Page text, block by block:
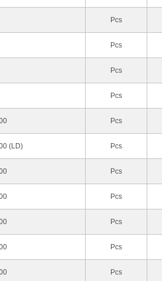
Pcs
Pcs
Pcs
Pcs
Pcs
(LD) Pcs
Pcs
Pcs
Pcs
Pcs
Pcs